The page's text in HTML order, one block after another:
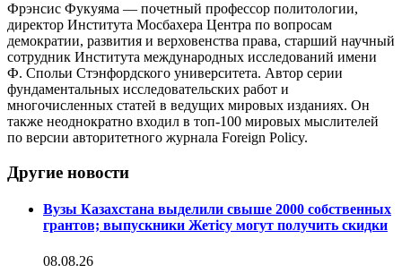
Фрэнсис Фукуяма — почетный профессор политологии,
директор Института Мосбахера Центра по вопросам
демократии, развития и верховенства права, старший научный
сотрудник Института международных исследований имени
Ф. Спольи Стэнфордского университета. Автор серии
фундаментальных исследовательских работ и
многочисленных статей в ведущих мировых изданиях. Он
также неоднократно входил в топ-100 мировых мыслителей
по версии авторитетного журнала Foreign Policy.
Другие новости
Вузы Казахстана выделили свыше 2000 собственных
грантов; выпускники Жетісу могут получить скидки
08.08.26